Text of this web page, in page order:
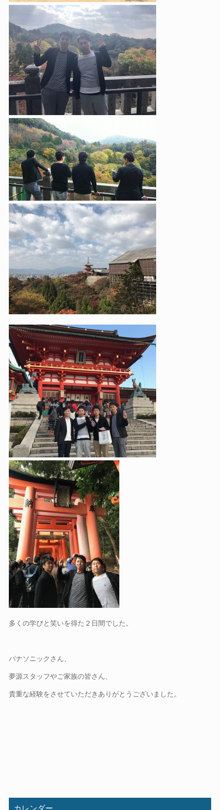
多くの学びと笑いを得た２日間でした。
パナソニックさん、
夢源スタッフやご家族の皆さん、
貴重な経験をさせていただきありがとうございました。
カレンダー